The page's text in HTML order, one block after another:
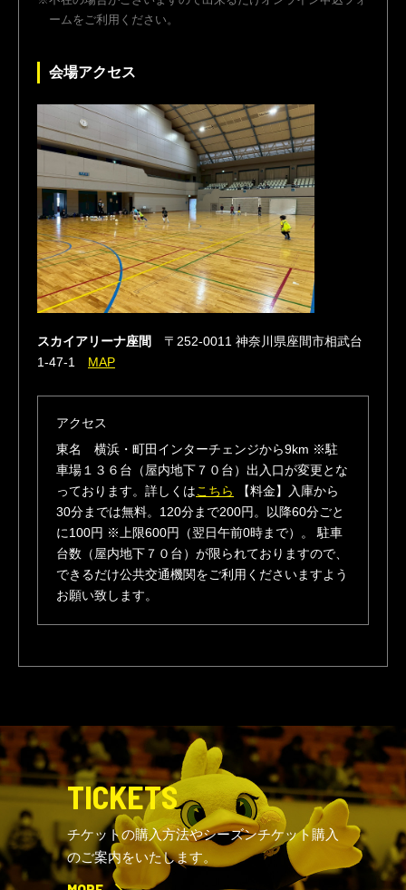
ームをご利用ください。
会場アクセス
スカイアリーナ座間
〒252-0011 神奈川県座間市相武台
1-47-1 MAP
アクセス
東名 横浜・町田インターチェンジから9km ※駐
車場１３６台（屋内地下７０台）出入口が変更とな
っております。詳しくはこちら
【料金】入庫から
30分までは無料。120分まで200円。以降60分ごと
に100円 ※上限600円（翌日午前0時まで）。 駐車
台数（屋内地下７０台）が限られておりますので、
できるだけ公共交通機関をご利用くださいますよう
お願い致します。
TICKETS
チケットの購入方法やシーズンチケット購入
のご案内をいたします。